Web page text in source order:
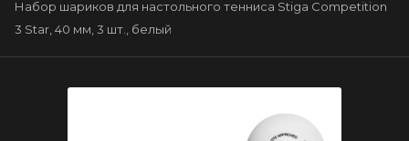
Набор шариков для настольного тенниса Stiga Competition
3 Star, 40 мм, 3 шт., белый